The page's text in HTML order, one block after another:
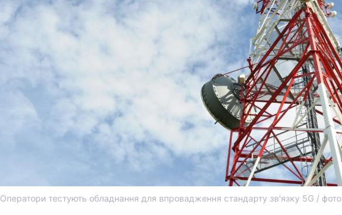
Оператори тестують обладнання для впровадження стандарту зв'язку 5G / фото